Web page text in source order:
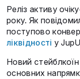
Реліз активу
року. Як
поступово
ліквідності у
Новий
основних